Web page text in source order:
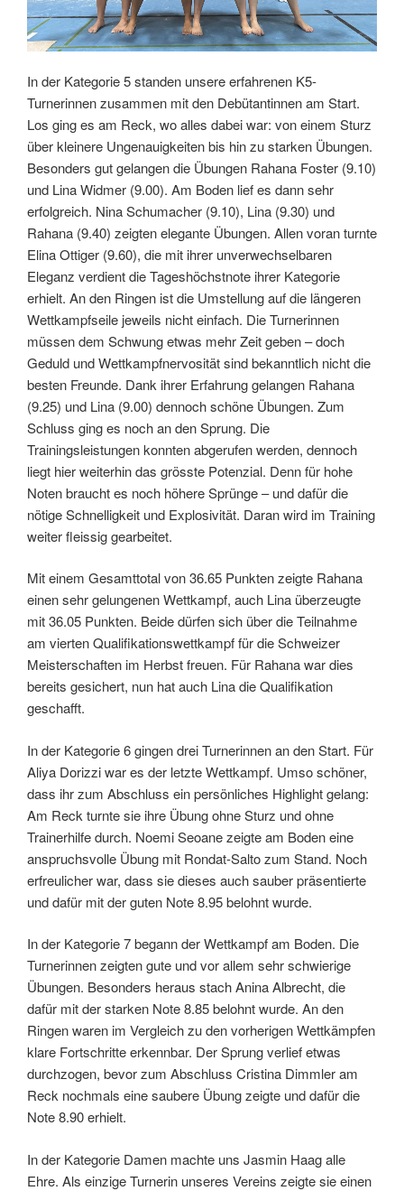
In der Kategorie 5 standen unsere erfahrenen K5-
Turnerinnen zusammen mit den Debütantinnen am Start.
Los ging es am Reck, wo alles dabei war: von einem Sturz
über kleinere Ungenauigkeiten bis hin zu starken Übungen.
Besonders gut gelangen die Übungen Rahana Foster (9.10)
und Lina Widmer (9.00). Am Boden lief es dann sehr
erfolgreich. Nina Schumacher (9.10), Lina (9.30) und
Rahana (9.40) zeigten elegante Übungen. Allen voran turnte
Elina Ottiger (9.60), die mit ihrer unverwechselbaren
Eleganz verdient die Tageshöchstnote ihrer Kategorie
erhielt. An den Ringen ist die Umstellung auf die längeren
Wettkampfseile jeweils nicht einfach. Die Turnerinnen
müssen dem Schwung etwas mehr Zeit geben – doch
Geduld und Wettkampfnervosität sind bekanntlich nicht die
besten Freunde. Dank ihrer Erfahrung gelangen Rahana
(9.25) und Lina (9.00) dennoch schöne Übungen. Zum
Schluss ging es noch an den Sprung. Die
Trainingsleistungen konnten abgerufen werden, dennoch
liegt hier weiterhin das grösste Potenzial. Denn für hohe
Noten braucht es noch höhere Sprünge – und dafür die
nötige Schnelligkeit und Explosivität. Daran wird im Training
weiter fleissig gearbeitet.
Mit einem Gesamttotal von 36.65 Punkten zeigte Rahana
einen sehr gelungenen Wettkampf, auch Lina überzeugte
mit 36.05 Punkten. Beide dürfen sich über die Teilnahme
am vierten Qualifikationswettkampf für die Schweizer
Meisterschaften im Herbst freuen. Für Rahana war dies
bereits gesichert, nun hat auch Lina die Qualifikation
geschafft.
In der Kategorie 6 gingen drei Turnerinnen an den Start. Für
Aliya Dorizzi war es der letzte Wettkampf. Umso schöner,
dass ihr zum Abschluss ein persönliches Highlight gelang:
Am Reck turnte sie ihre Übung ohne Sturz und ohne
Trainerhilfe durch. Noemi Seoane zeigte am Boden eine
anspruchsvolle Übung mit Rondat-Salto zum Stand. Noch
erfreulicher war, dass sie dieses auch sauber präsentierte
und dafür mit der guten Note 8.95 belohnt wurde.
In der Kategorie 7 begann der Wettkampf am Boden. Die
Turnerinnen zeigten gute und vor allem sehr schwierige
Übungen. Besonders heraus stach Anina Albrecht, die
dafür mit der starken Note 8.85 belohnt wurde. An den
Ringen waren im Vergleich zu den vorherigen Wettkämpfen
klare Fortschritte erkennbar. Der Sprung verlief etwas
durchzogen, bevor zum Abschluss Cristina Dimmler am
Reck nochmals eine saubere Übung zeigte und dafür die
Note 8.90 erhielt.
In der Kategorie Damen machte uns Jasmin Haag alle
Ehre. Als einzige Turnerin unseres Vereins zeigte sie einen